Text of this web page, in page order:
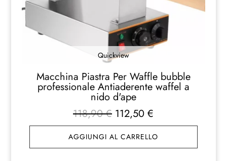
Quickview
Macchina Piastra Per Waffle bubble
professionale Antiaderente waffel a
nido d'ape
118,90€ Il
prezzo
originale
era:
112,50€
prezzo
attuale
è:
AGGIUNGI AL CARRELLO